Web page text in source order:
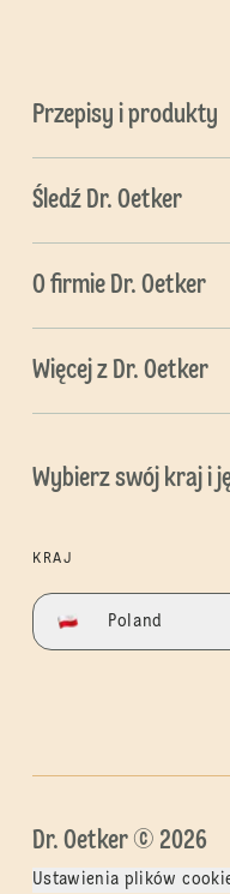
Przepisy i produkty
Śledź Dr. Oetker
O firmie Dr. Oetker
Więcej z Dr. Oetker
Wybierz swój kraj i
KRAJ
Poland
Dr. Oetker © 2026
Ustawienia plików